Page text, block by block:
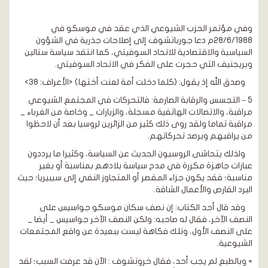
وفي مؤتمر الحزب الشيوعي الذي عقد في موسكو في
28/6/1988م دعا جورباتشوف إلى إصلاحات جذرية في الشؤون
السياسية والاقتصادية للاتحاد السوفيتي، كما انتقد سياسة ستالين
وبريجنيف التي حجرت على الفكر في الاتحاد السوفيتي.
وصدق الله إذ يقول: (كلما دخلت أمة لعنت أختها) <الأعراف: 38>
5 – التجسس والرقابة الصارمة: فالتحركات في المجتمع الشيوعي
مراقبة، والاتصالات الهاتفية مسجلة، والزيارات _ وخاصة من الغرباء _
مراقبة تماما ولقد روى ذلك كثير من الزائرين لروسيا بعد أن لاحظوا
من يراقبهم ويرصد تحركاتهم.
ولذلك يتحاشى الروسيون الحديث عن السياسة، وكثيرا ما يرددون
عبارات جاهزة مكررة في مدح سياسة بلادهم بمناسبة أو بغير
مناسبة؛ فقد يكون جزاء المقصر أو المتجاوز النفي إلى سيبيريا؛ حيث
البرد القارص والأعمال الشاقة.
وقد قال أحد الكتاب: إن نصف سكان موسكو جواسيس على
النصف الآخر، فقال له صاحبه: ولكن النصف الآخر جواسيس _ أيضا _
على النصف الأول، وتلك فكاهة ليست ببعيدة عن واقع المجتمعات
الشيوعية.
= وبالطبع لم يجب أحد، فقال خروتشوف : الآن قد عرفت السبب؛ لقد